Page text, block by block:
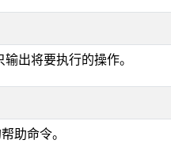
出将要执行的操作。
助命令。